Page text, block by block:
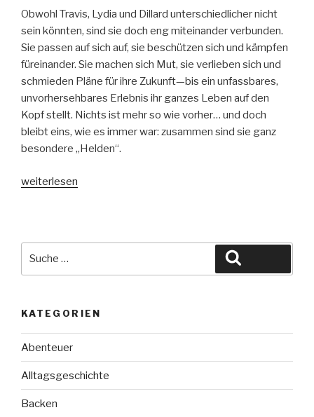
Obwohl Travis, Lydia und Dillard unterschiedlicher nicht
sein könnten, sind sie doch eng miteinander verbunden.
Sie passen auf sich auf, sie beschützen sich und kämpfen
füreinander. Sie machen sich Mut, sie verlieben sich und
schmieden Pläne für ihre Zukunft—bis ein unfassbares,
unvorhersehbares Erlebnis ihr ganzes Leben auf den
Kopf stellt. Nichts ist mehr so wie vorher… und doch
bleibt eins, wie es immer war: zusammen sind sie ganz
besondere „Helden“.
„Zusammen
weiterlesen
KATEGORIEN
Abenteuer
Alltagsgeschichte
Backen